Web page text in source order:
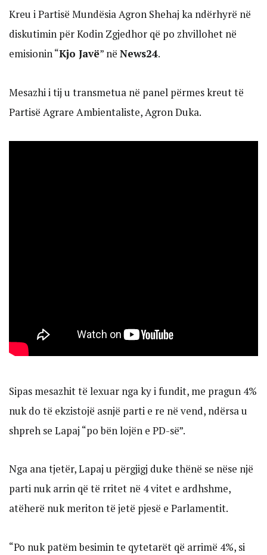
Kreu i Partisë Mundësia Agron Shehaj ka ndërhyrë në
diskutimin për Kodin Zgjedhor që po zhvillohet në
emisionin “Kjo Javë” në News24.
Mesazhi i tij u transmetua në panel përmes kreut të
Partisë Agrare Ambientaliste, Agron Duka.
Sipas mesazhit të lexuar nga ky i fundit, me pragun 4%
nuk do të ekzistojë asnjë parti e re në vend, ndërsa u
shpreh se Lapaj “po bën lojën e PD-së”.
Nga ana tjetër, Lapaj u përgjigj duke thënë se nëse një
parti nuk arrin që të rritet në 4 vitet e ardhshme,
atëherë nuk meriton të jetë pjesë e Parlamentit.
“Po nuk patëm besimin te qytetarët që arrimë 4%, si